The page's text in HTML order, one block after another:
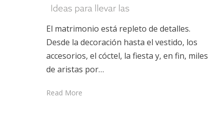
El matrimonio está repleto de detalles.
Desde la decoración hasta el vestido, los
accesorios, el cóctel, la fiesta y, en fin, miles
de aristas por…
Read More